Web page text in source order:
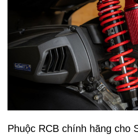
Phuộc RCB chính hãng cho